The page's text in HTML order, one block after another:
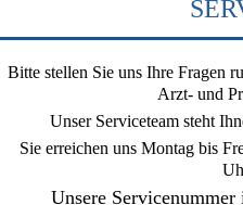
Bitte stellen Sie uns Ihre Fragen
Arzt- und
Unser Serviceteam steht
Sie erreichen uns Montag bis
Unsere Servicenummer